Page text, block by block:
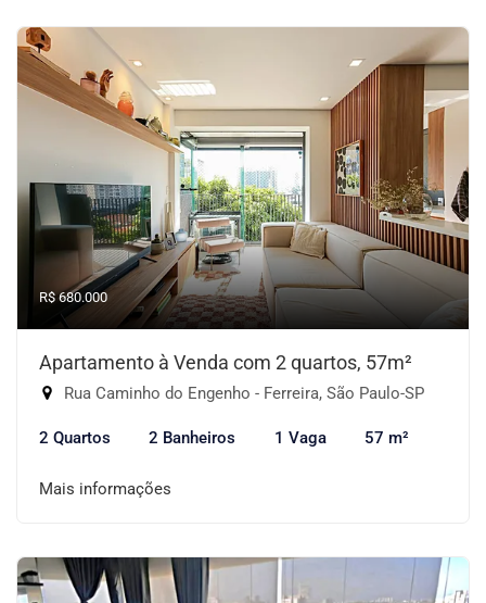
R$ 680.000
Apartamento à Venda com 2 quartos, 57m²
Rua Caminho do Engenho - Ferreira, São Paulo-SP
2 Quartos 2 Banheiros 1 Vaga 57 m²
Mais informações